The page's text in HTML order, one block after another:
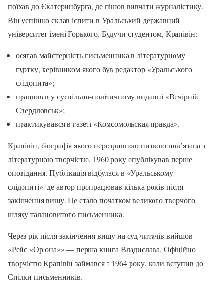
поїхав до Єкатеринбурга, де пішов вивчати журналістику.
Він успішно склав іспити в Уральський державний
університет імені Горького. Будучи студентом, Крапівін:
осягав майстерність письменника в літературному
гуртку, керівником якого був редактор «Уральського
слідопита»;
працював у суспільно-політичному виданні «Вечірній
Свердловськ»;
практикувався в газеті «Комсомольская правда».
Крапівін, біографія якого нерозривною ниткою пов’язана з
літературною творчістю, 1960 року опублікував перше
оповідання. Публікація відбулася в «Уральському
слідопиті», де автор пропрацював кілька років після
закінчення вишу. Це стало початком великого творчого
шляху талановитого письменника.
Через рік після закінчення вишу на суд читачів вийшов
«Рейс «Оріона»» — перша книга Владислава. Офіційно
творчістю Крапівін займався з 1964 року, коли вступив до
Спілки письменників.